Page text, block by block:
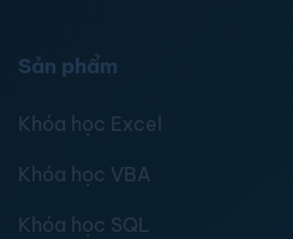
Sản phẩm
Khóa học Excel
Khóa học VBA
Khóa học SQL